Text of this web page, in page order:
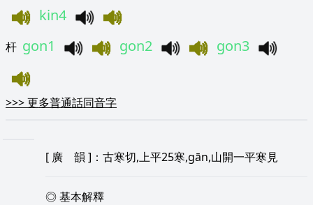
kin4
杆 gon1 gon2 gon3
>>>更多普通話同音字
[ 廣 韻 ]：古寒切,上平25寒,gān,山開一平寒見
◎ 基本解釋